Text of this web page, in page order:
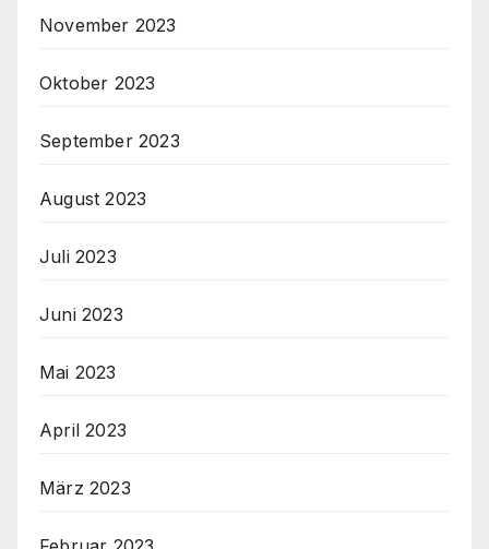
November 2023
Oktober 2023
September 2023
August 2023
Juli 2023
Juni 2023
Mai 2023
April 2023
März 2023